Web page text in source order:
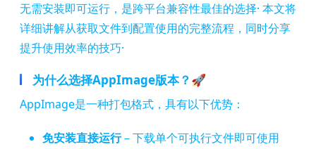
无需安装即可运行，是跨平台兼容性最佳的选择· 本文将
详细讲解从获取文件到配置使用的完整流程，同时分享
提升使用效率的技巧·
为什么选择AppImage版本？🚀
AppImage是一种打包格式，具有以下优势：
免安装直接运行– 下载单个可执行文件即可使用